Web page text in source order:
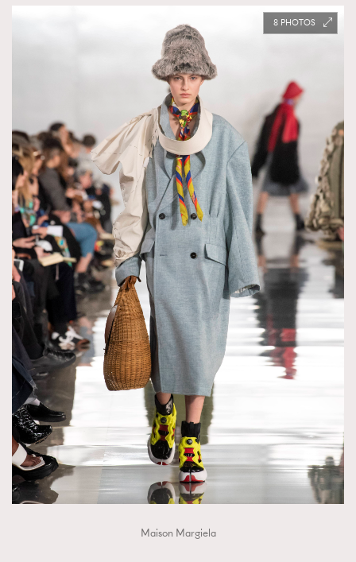
TRENDING
AFrenchMind
DressLikeAParisienne
EmpowerF
FashionWeek FigaroAesthetic
8
Maison Margiela